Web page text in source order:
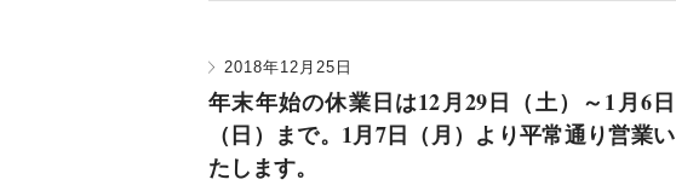
年末年始の休業日は12月29日（土）～1月6日
（日）まで。1月7日（月）より平常通り営業い
たします。
2018年12月25日